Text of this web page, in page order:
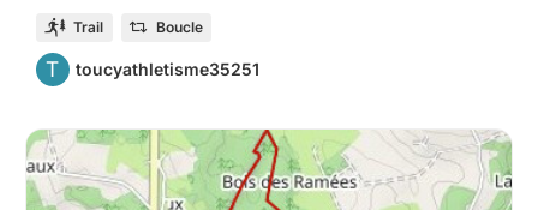
Trail Boucle
T toucyathletisme35251